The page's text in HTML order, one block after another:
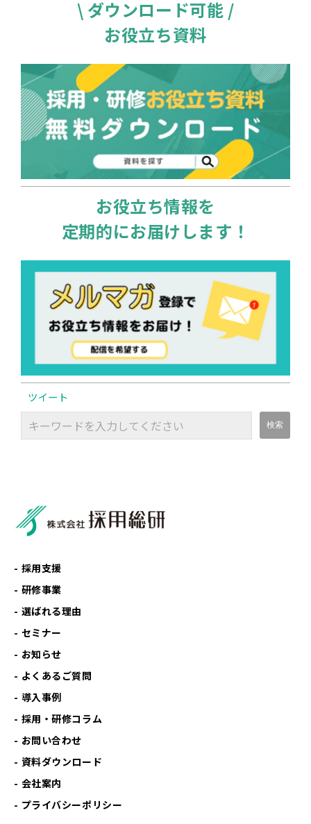
\ ダウンロード可能 /
お役立ち資料
お役立ち情報を
定期的にお届けします！
ツイート
採用支援
研修事業
選ばれる理由
セミナー
お知らせ
よくあるご質問
導入事例
採用・研修コラム
お問い合わせ
資料ダウンロード
会社案内
プライバシーポリシー